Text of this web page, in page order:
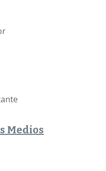
Medios